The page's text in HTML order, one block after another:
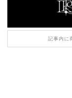
記事内に